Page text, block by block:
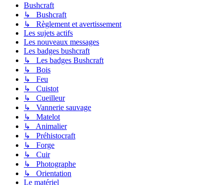
Bushcraft
↳ Bushcraft
↳ Règlement et avertissement
Les sujets actifs
Les nouveaux messages
Les badges bushcraft
↳ Les badges Bushcraft
↳ Bois
↳ Feu
↳ Cuistot
↳ Cueilleur
↳ Vannerie sauvage
↳ Matelot
↳ Animalier
↳ Préhistocraft
↳ Forge
↳ Cuir
↳ Photographe
↳ Orientation
Le matériel